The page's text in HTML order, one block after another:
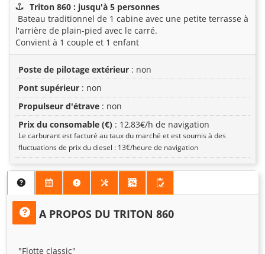
Triton 860 : jusqu'à 5 personnes
Bateau traditionnel de 1 cabine avec une petite terrasse à
l'arrière de plain-pied avec le carré.
Convient à 1 couple et 1 enfant
Poste de pilotage extérieur : non
Pont supérieur : non
Propulseur d'étrave : non
Prix du consomable (€) : 12,83€/h de navigation
Le carburant est facturé au taux du marché et est soumis à des
fluctuations de prix du diesel : 13€/heure de navigation
A PROPOS DU TRITON 860
"Flotte classic"